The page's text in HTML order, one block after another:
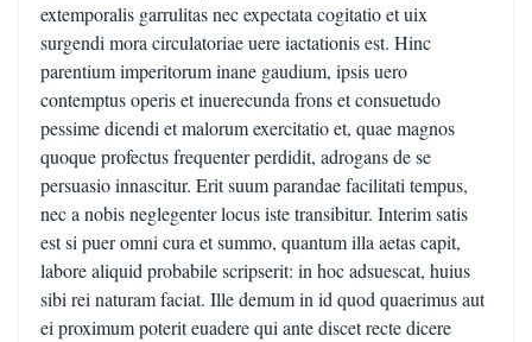
extemporalis garrulitas nec expectata cogitatio et uix
surgendi mora circulatoriae uere iactationis est. Hinc
parentium imperitorum inane gaudium, ipsis uero
contemptus operis et inuerecunda frons et consuetudo
pessime dicendi et malorum exercitatio et, quae magnos
quoque profectus frequenter perdidit, adrogans de se
persuasio innascitur. Erit suum parandae facilitati tempus,
nec a nobis neglegenter locus iste transibitur. Interim satis
est si puer omni cura et summo, quantum illa aetas capit,
labore aliquid probabile scripserit: in hoc adsuescat, huius
sibi rei naturam faciat. Ille demum in id quod quaerimus aut
ei proximum poterit euadere qui ante discet recte dicere